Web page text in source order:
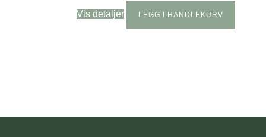
Vis detaljer LEGG I HANDLEKURV